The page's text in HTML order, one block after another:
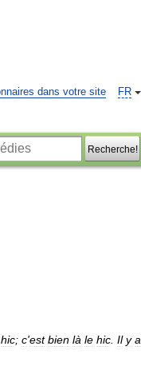
FR
dans votre site
Recherche!
hic; c'est bien là le hic Il y a